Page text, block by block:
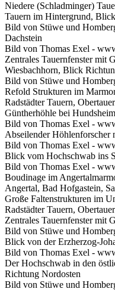
Niedere (Schladminger)
Tauern im Hintergrund,
Bild von Stüwe und
Dachstein
Bild von Thomas Exel -
Zentrales Tauernfenster mit
Wiesbachhorn, Blick
Bild von Stüwe und
Refold Strukturen im
Radstädter Tauern,
Güntherhöhle bei Hundsheim
Bild von Thomas Exel -
Abseilender Höhlenforscher
Bild von Thomas Exel -
Blick vom Hochschwab ins
Bild von Thomas Exel -
Boudinage im
Angertal, Bad Hofgastein,
Große Faltenstrukturen im
Radstädter Tauern,
Zentrales Tauernfenster mit
Bild von Stüwe und
Blick von der Erzherzog-
Bild von Thomas Exel -
Der Hochschwab in den
Richtung Nordosten
Bild von Stüwe und